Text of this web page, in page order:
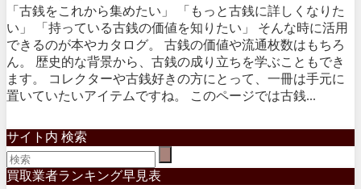
「古銭をこれから集めたい」 「もっと古銭に詳しくなりた
い」 「持っている古銭の価値を知りたい」 そんな時に活用
できるのが本やカタログ。 古銭の価値や流通枚数はもちろ
ん。 歴史的な背景から、古銭の成り立ちを学ぶこともでき
ます。 コレクターや古銭好きの方にとって、一冊は手元に
置いていたいアイテムですね。 このページでは古銭...
サイト内 検索
買取業者ランキング早見表